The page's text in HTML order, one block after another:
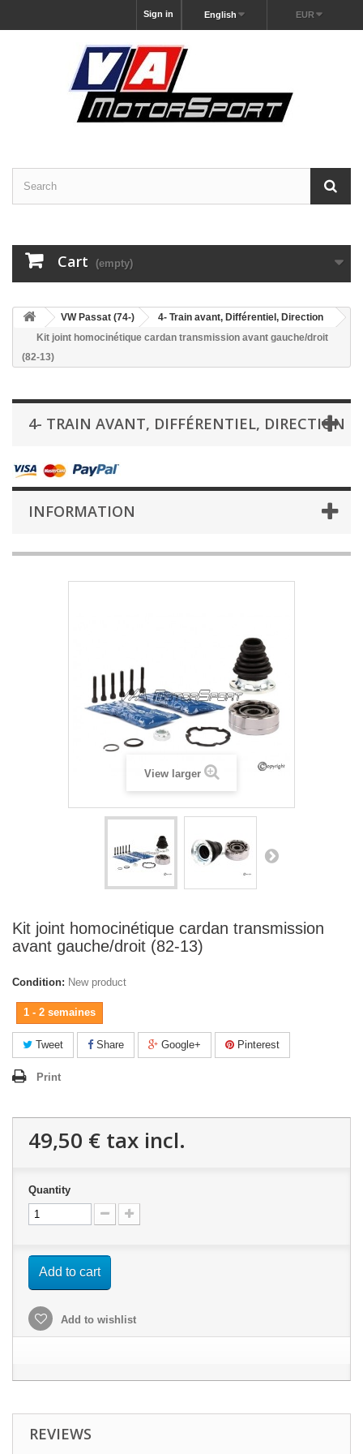
EUR
English
Sign in
Cart (empty)
VW Passat (74-)
4- Train avant, Différentiel, Direction
Kit joint homocinétique cardan transmission avant gauche/droit
(82-13)
4- TRAIN AVANT, DIFFÉRENTIEL, DIRECTION
INFORMATION
View larger
Kit joint homocinétique cardan transmission
avant gauche/droit (82-13)
Condition: New product
1 - 2 semaines
Tweet Share Google+ Pinterest
Print
49,50 € tax incl.
Quantity
Add to cart
Add to wishlist
REVIEWS